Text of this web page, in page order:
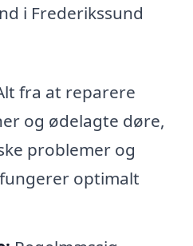
i Frederikssund
fra at reparere
og ødelagte døre,
problemer og
optimalt